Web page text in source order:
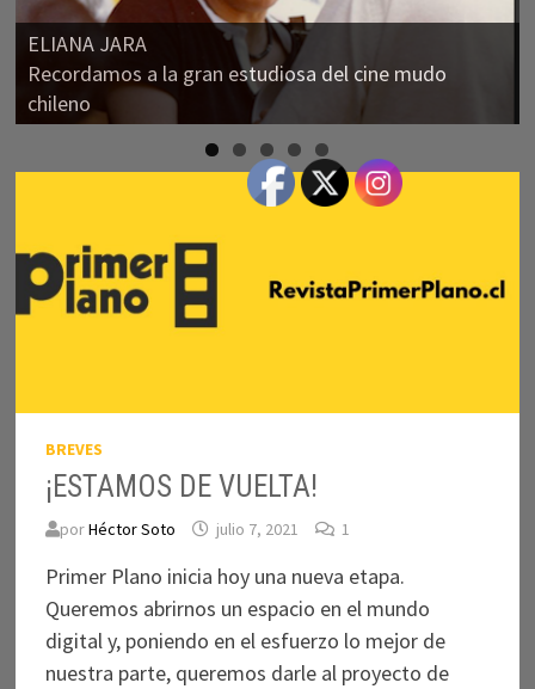
BUGONIA
Otro filme raro y fascinante de Lanthimos
BREVES
¡ESTAMOS DE VUELTA!
porHéctor Soto julio 7, 2021 1
Primer Plano inicia hoy una nueva etapa.
Queremos abrirnos un espacio en el mundo
digital y, poniendo en el esfuerzo lo mejor de
nuestra parte, queremos darle al proyecto de